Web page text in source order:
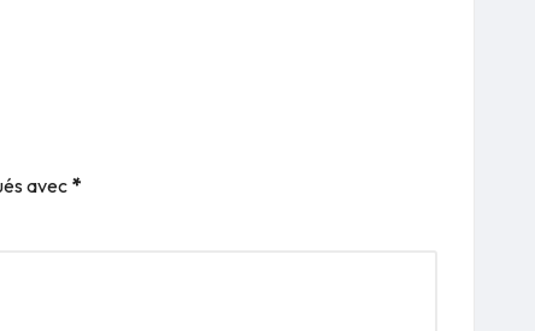
avec*